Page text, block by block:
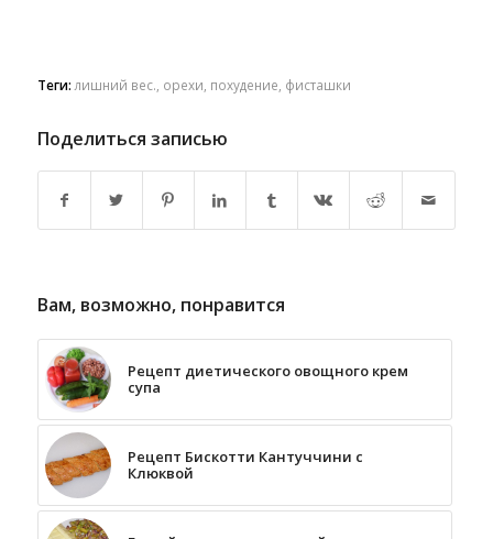
Теги: лишний вес., орехи, похудение, фисташки
Поделиться записью
Вам, возможно, понравится
Рецепт диетического овощного крем
супа
Рецепт Бискотти Кантуччини с
Клюквой